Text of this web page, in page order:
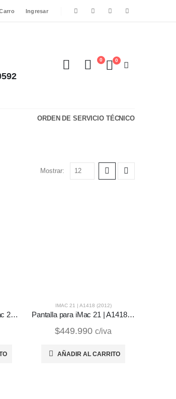
Ingresar
0 0
ORDEN DE SERVICIO TÉCNICO
Mostrar:
Fuente de poder para iMac 21 | A1418 (2012)
IMAC 21 | A1418 (2012)
Pantalla para iMac 21 | A1418 (2012)
$449.990 c/iva
AÑADIR AL CARRITO